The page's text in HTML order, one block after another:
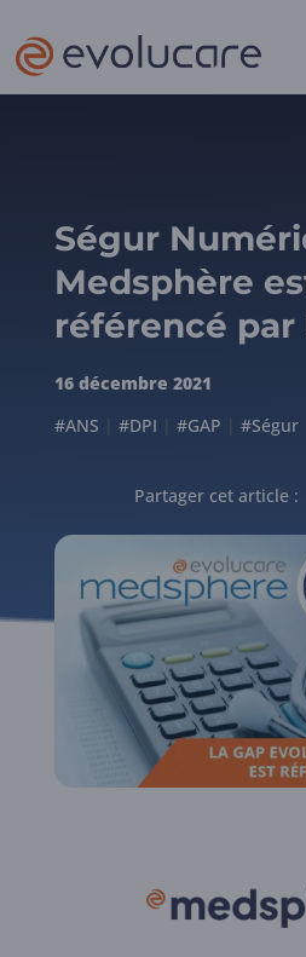
Ségur
Medsphère
référencé par
16 décembre 2021
#ANS
#DPI #GAP #Ségur
Partager cet article :